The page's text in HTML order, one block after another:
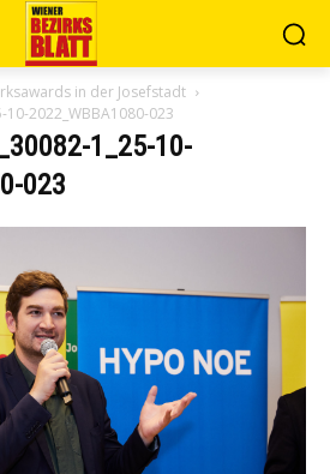
in der Josefstadt
2022_WBBA1080-023
1_25-10-
023